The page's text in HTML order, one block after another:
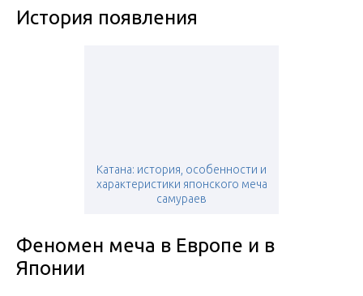
История появления
Катана: история, особенности и
характеристики японского меча
самураев
Феномен меча в Европе и в
Японии